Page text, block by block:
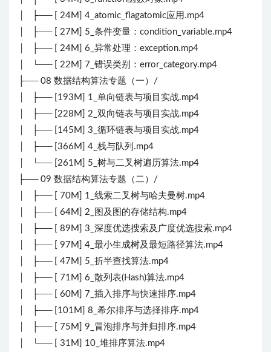
│ ├── [ 24M] 4_atomic_flagatomic应用.mp4
│ ├── [ 27M] 5_条件变量：condition_variable.mp4
│ ├── [ 24M] 6_异常处理：exception.mp4
│ └── [ 22M] 7_错误类别：error_category.mp4
├── 08 数据结构算法专题（一）/
│ ├── [193M] 1_单向链表与项目实战.mp4
│ ├── [228M] 2_双向链表与项目实战.mp4
│ ├── [145M] 3_循环链表与项目实战.mp4
│ ├── [366M] 4_栈与队列.mp4
│ └── [261M] 5_树与二叉树遍历算法.mp4
├── 09 数据结构算法专题（二）/
│ ├── [ 70M] 1_线索二叉树与哈夫曼树.mp4
│ ├── [ 64M] 2_图及图的存储结构.mp4
│ ├── [ 89M] 3_深度优选搜索及广度优选搜索.mp4
│ ├── [ 97M] 4_最小生成树及最短路径算法.mp4
│ ├── [ 47M] 5_折半查找算法.mp4
│ ├── [ 71M] 6_散列表(Hash)算法.mp4
│ ├── [ 60M] 7_插入排序与快速排序.mp4
│ ├── [101M] 8_希尔排序与选择排序.mp4
│ ├── [ 75M] 9_冒泡排序与并归排序.mp4
│ └── [ 31M] 10_堆排序算法.mp4